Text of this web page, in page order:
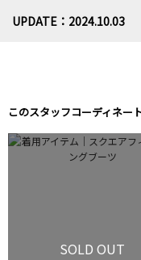
UPDATE：2024.10.03
このスタッフコーディネー
SOLD OUT